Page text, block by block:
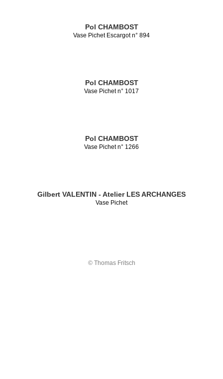
Pol CHAMBOST
Vase Pichet Escargot n° 894
Pol CHAMBOST
Vase Pichet n° 1017
Pol CHAMBOST
Vase Pichet n° 1266
Gilbert VALENTIN - Atelier LES ARCHANGES
Vase Pichet
© Thomas Fritsch